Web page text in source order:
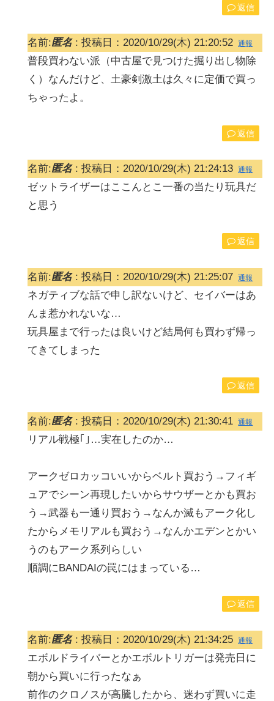
返信
名前:匿名: 投稿日：2020/10/29(木) 21:20:52 通報
普段買わない派（中古屋で見つけた掘り出し物除
く）なんだけど、土豪剣激土は久々に定価で買っ
ちゃったよ。
返信
名前:匿名: 投稿日：2020/10/29(木) 21:24:13 通報
ゼットライザーはここんとこ一番の当たり玩具だ
と思う
返信
名前:匿名: 投稿日：2020/10/29(木) 21:25:07 通報
ネガティブな話で申し訳ないけど、セイバーはあ
んま惹かれないな…
玩具屋まで行ったは良いけど結局何も買わず帰っ
てきてしまった
返信
名前:匿名: 投稿日：2020/10/29(木) 21:30:41 通報
リアル戦極｢｣…実在したのか…
アークゼロカッコいいからベルト買おう→フィギ
ュアでシーン再現したいからサウザーとかも買お
う→武器も一通り買おう→なんか滅もアーク化し
たからメモリアルも買おう→なんかエデンとかい
うのもアーク系列らしい
順調にBANDAIの罠にはまっている…
返信
名前:匿名: 投稿日：2020/10/29(木) 21:34:25 通報
エボルドライバーとかエボルトリガーは発売日に
朝から買いに行ったなぁ
前作のクロノスが高騰したから、迷わず買いに走